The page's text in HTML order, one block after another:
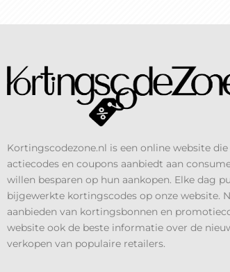
Kortingscodezone.nl is een online website
actiecodes en coupons aanbiedt aan
willen besparen op hun aankopen. Elke dag
bijgewerkte kortingscodes op onze website.
aanbieden van kortingsbonnen en
website ook de beste informatie over de
verkopen van populaire retailers.